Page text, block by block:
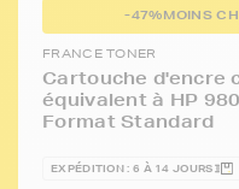
-47%MOINS
FRANCE TONER
Cartouche d'encre
équivalent à HP
Format Standard
EXPÉDITION : 6 À 14 JOURS